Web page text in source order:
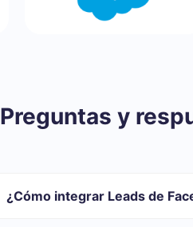
Preguntas y
¿Cómo integrar Leads de